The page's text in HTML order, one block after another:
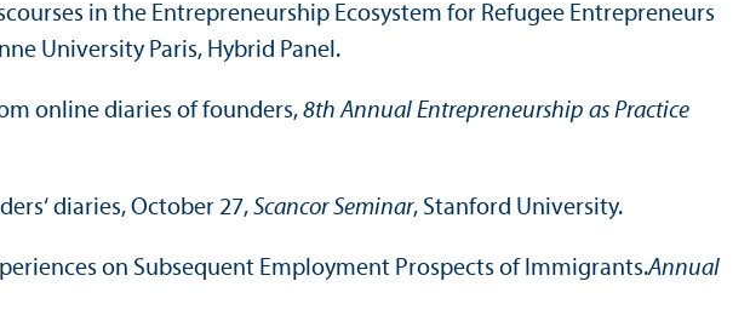
in the Entrepreneur­ship Eco­system for Refugee Entrepreneurs
University Paris, Hybrid Panel.
online diaries of founders,8th Annual Entrepreneur­ship as Practice
diaries, October 27, Scancor Seminar, Stanford University.
on Subsequent Employment Prospects of Immigrants.Annual